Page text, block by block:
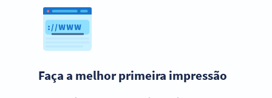
Faça a melhor primeira impressão